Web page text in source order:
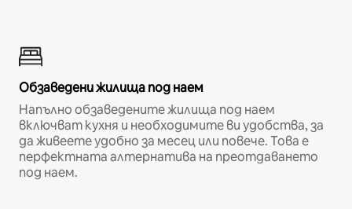
Обзаведени жилища под наем
Напълно обзаведените жилища под наем
включват кухня и необходимите ви удобства, за
да живеете удобно за месец или повече. Това е
перфектната алтернатива на преотдаването
под наем.